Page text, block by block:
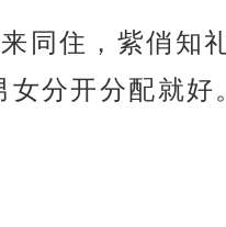
同住，紫俏知
分开分配就好